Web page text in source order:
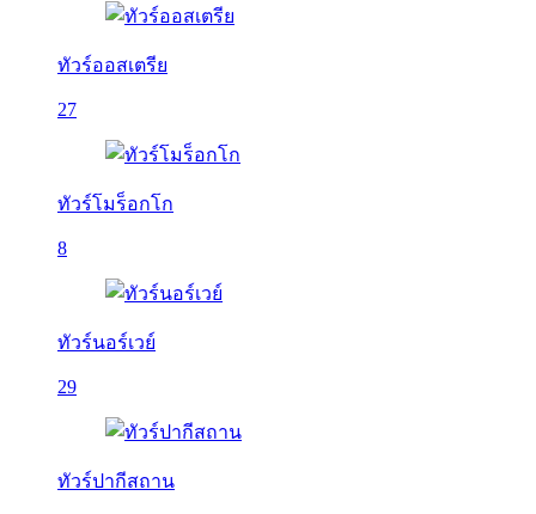
ทัวร์ออสเตรีย
27
ทัวร์โมร็อกโก
8
ทัวร์นอร์เวย์
29
ทัวร์ปากีสถาน